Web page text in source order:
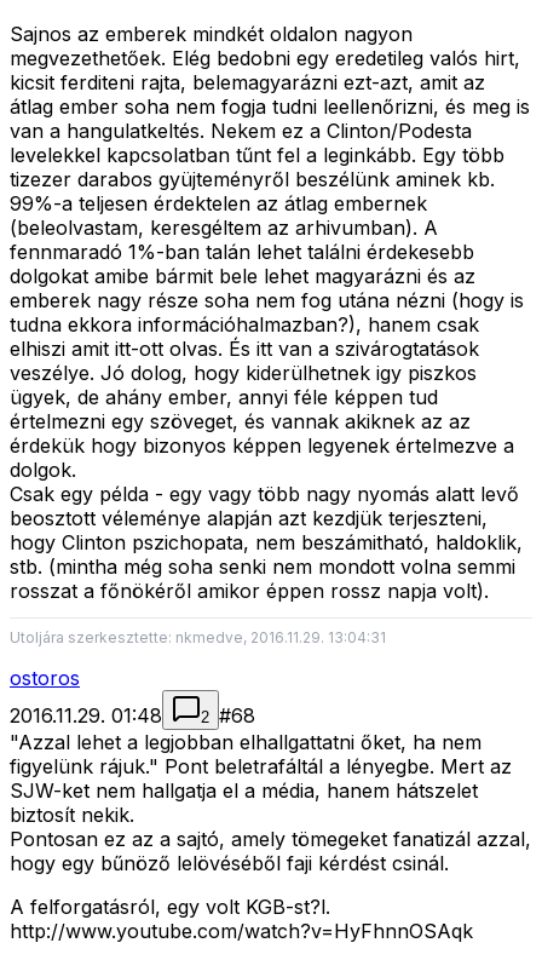
Sajnos az emberek mindkét oldalon nagyon
megvezethetőek. Elég bedobni egy eredetileg valós hirt,
kicsit ferditeni rajta, belemagyarázni ezt-azt, amit az
átlag ember soha nem fogja tudni leellenőrizni, és meg is
van a hangulatkeltés. Nekem ez a Clinton/Podesta
levelekkel kapcsolatban tűnt fel a leginkább. Egy több
tizezer darabos gyüjteményről beszélünk aminek kb.
99%-a teljesen érdektelen az átlag embernek
(beleolvastam, keresgéltem az arhivumban). A
fennmaradó 1%-ban talán lehet találni érdekesebb
dolgokat amibe bármit bele lehet magyarázni és az
emberek nagy része soha nem fog utána nézni (hogy is
tudna ekkora információhalmazban?), hanem csak
elhiszi amit itt-ott olvas. És itt van a szivárogtatások
veszélye. Jó dolog, hogy kiderülhetnek igy piszkos
ügyek, de ahány ember, annyi féle képpen tud
értelmezni egy szöveget, és vannak akiknek az az
érdekük hogy bizonyos képpen legyenek értelmezve a
dolgok.
Csak egy példa - egy vagy több nagy nyomás alatt levő
beosztott véleménye alapján azt kezdjük terjeszteni,
hogy Clinton pszichopata, nem beszámitható, haldoklik,
stb. (mintha még soha senki nem mondott volna semmi
rosszat a főnökéről amikor éppen rossz napja volt).
Utoljára szerkesztette: nkmedve, 2016.11.29. 13:04:31
ostoros
2016.11.29. 01:48
2 #68
"Azzal lehet a legjobban elhallgattatni őket, ha nem
figyelünk rájuk." Pont beletrafáltál a lényegbe. Mert az
SJW-ket nem hallgatja el a média, hanem hátszelet
biztosít nekik.
Pontosan ez az a sajtó, amely tömegeket fanatizál azzal,
hogy egy bűnöző lelövéséből faji kérdést csinál.
A felforgatásról, egy volt KGB-st?l.
http://www.youtube.com/watch?v=HyFhnnOSAqk